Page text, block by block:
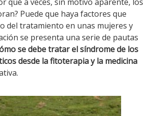
Puede que haya factores que
del tratamiento en unas mujeres y
se presenta una serie de pautas
se debe tratar el síndrome de los
desde la fitoterapia y la medicina